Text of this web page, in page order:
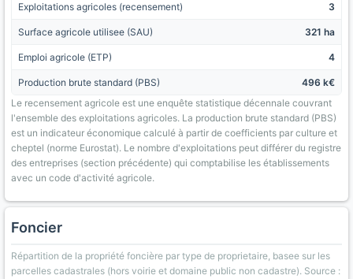
Exploitations agricoles (recensement) 3
Surface agricole utilisee (SAU) 321 ha
Emploi agricole (ETP) 4
Production brute standard (PBS)
496 k€
Le recensement agricole est une enquête statistique décennale couvrant
l'ensemble des exploitations agricoles. La production brute standard (PBS)
est un indicateur économique calculé à partir de coefficients par culture et
cheptel (norme Eurostat). Le nombre d'exploitations peut différer du registre
des entreprises (section précédente) qui comptabilise les établissements
avec un code d'activité agricole.
Foncier
Répartition de la propriété foncière par type de proprietaire, basee sur les
parcelles cadastrales (hors voirie et domaine public non cadastre). Source :